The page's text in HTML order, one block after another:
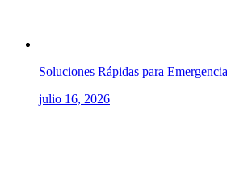
Soluciones Rápidas para
julio 16, 2026